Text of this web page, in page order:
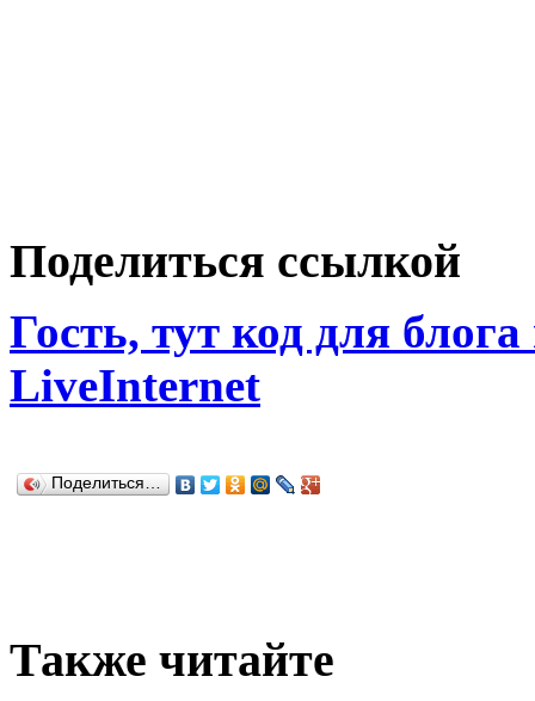
Поделиться ссылкой
Гость, тут код для
LiveInternet
Поделиться…
Также читайте